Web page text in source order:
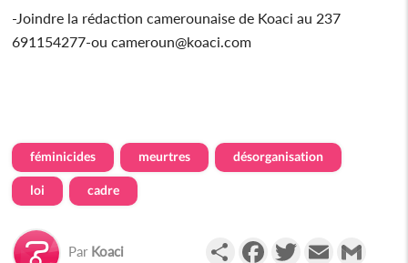
-Joindre la rédaction camerounaise de Koaci au 237
691154277-ou cameroun@koaci.com
féminicides meurtres désorganisation
loi cadre
Par Koaci PartagerFacebookTwitterEmail